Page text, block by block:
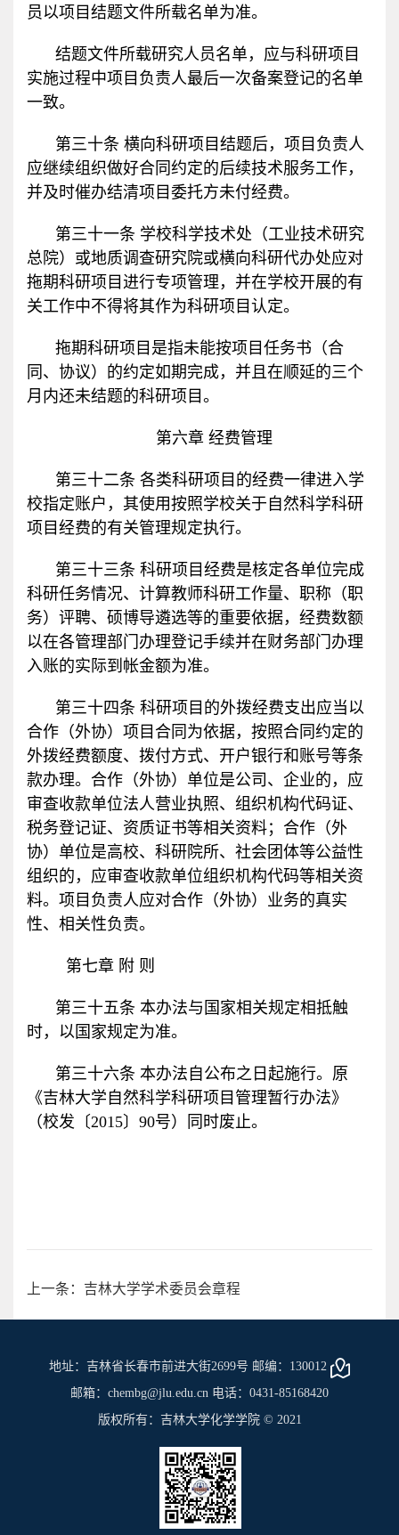
员以项目结题文件所载名单为准。
结题文件所载研究人员名单，应与科研项目
实施过程中项目负责人最后一次备案登记的名单
一致。
第三十条 横向科研项目结题后，项目负责人
应继续组织做好合同约定的后续技术服务工作，
并及时催办结清项目委托方未付经费。
第三十一条 学校科学技术处（工业技术研究
总院）或地质调查研究院或横向科研代办处应对
拖期科研项目进行专项管理，并在学校开展的有
关工作中不得将其作为科研项目认定。
拖期科研项目是指未能按项目任务书（合
同、协议）的约定如期完成，并且在顺延的三个
月内还未结题的科研项目。
第六章 经费管理
第三十二条 各类科研项目的经费一律进入学
校指定账户，其使用按照学校关于自然科学科研
项目经费的有关管理规定执行。
第三十三条 科研项目经费是核定各单位完成
科研任务情况、计算教师科研工作量、职称（职
务）评聘、硕博导遴选等的重要依据，经费数额
以在各管理部门办理登记手续并在财务部门办理
入账的实际到帐金额为准。
第三十四条 科研项目的外拨经费支出应当以
合作（外协）项目合同为依据，按照合同约定的
外拨经费额度、拨付方式、开户银行和账号等条
款办理。合作（外协）单位是公司、企业的，应
审查收款单位法人营业执照、组织机构代码证、
税务登记证、资质证书等相关资料；合作（外
协）单位是高校、科研院所、社会团体等公益性
组织的，应审查收款单位组织机构代码等相关资
料。项目负责人应对合作（外协）业务的真实
性、相关性负责。
第七章 附 则
第三十五条 本办法与国家相关规定相抵触
时，以国家规定为准。
第三十六条 本办法自公布之日起施行。原
《吉林大学自然科学科研项目管理暂行办法》
（校发〔2015〕 90号）同时废止。
上一条：吉林大学学术委员会章程
地址：吉林省长春市前进大街2699号 邮编：130012
邮箱：chembg@jlu.edu.cn 电话：0431-85168420
版权所有：吉林大学化学学院 © 2021